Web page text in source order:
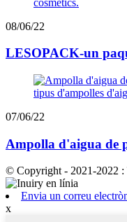
08/06/22
LESOPACK-un
07/06/22
Ampolla d'aigua de
© Copyright - 2021-2022 :
Envia un correu
x